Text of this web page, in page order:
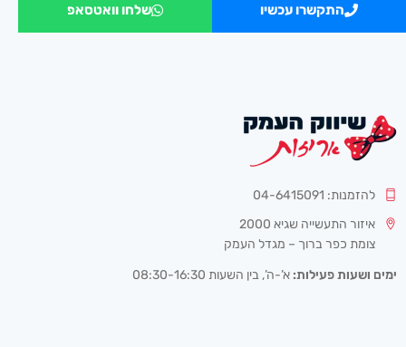
התקשרו עכשיו שלחו וואטסאפ
להזמנות: 04-6415091
איזור התעשייה שגיא 2000
צומת כפר ברוך – מגדל העמק
ימים ושעות פעילות: א’-ה’, בין השעות 08:30-16:30